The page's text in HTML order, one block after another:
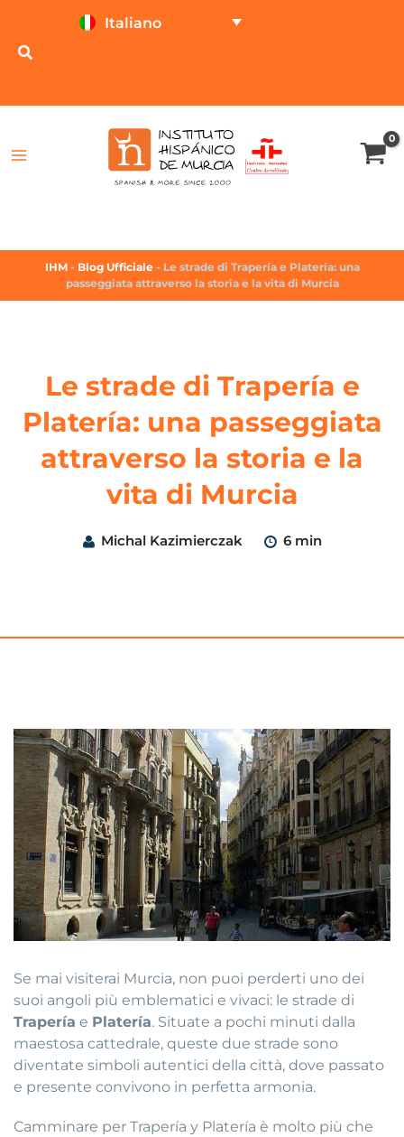
Italiano
IHM - Blog Ufficiale - Le strade di Trapería e Platería: una
passeggiata attraverso la storia e la vita di Murcia
Le strade di Trapería e
Platería: una passeggiata
attraverso la storia e la
vita di Murcia
Michal Kazimierczak 6 min
Se mai visiterai Murcia, non puoi perderti uno dei
suoi angoli più emblematici e vivaci: le strade di
Trapería e Platería. Situate a pochi minuti dalla
maestosa cattedrale, queste due strade sono
diventate simboli autentici della città, dove passato
e presente convivono in perfetta armonia.
Camminare per Trapería y Platería è molto più che